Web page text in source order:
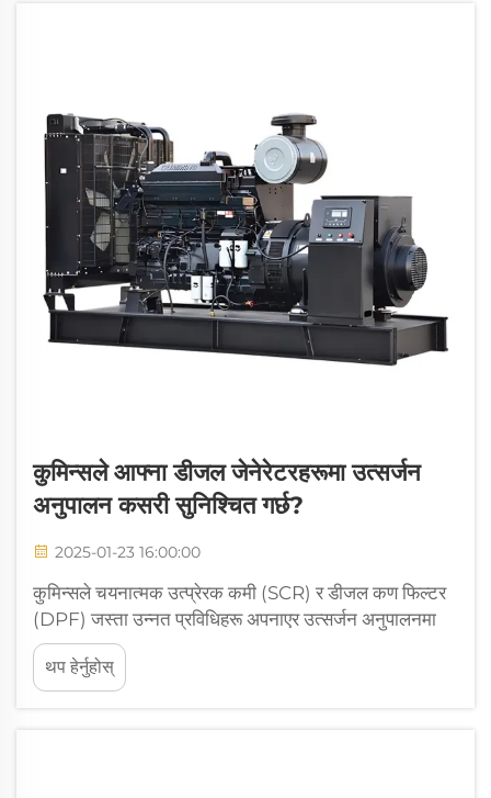
कुमिन्सले आफ्ना डीजल जेनेरेटरहरूमा उत्सर्जन
अनुपालन कसरी सुनिश्चित गर्छ?
2025-01-23 16:00:00
कुमिन्सले चयनात्मक उत्प्रेरक कमी (SCR) र डीजल कण फिल्टर
(DPF) जस्ता उन्नत प्रविधिहरू अपनाएर उत्सर्जन अनुपालनमा
नेतृत्व गर्छ। यी नवप्रवर्तनहरूले EPA Tier 4 Final जस्ता कडा
मानकहरू पूरा गर्न मद्दत गर्छन्, विशेषताहरू मार्फत...
थप हेर्नुहोस्